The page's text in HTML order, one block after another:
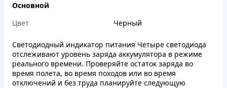
Основной
Цвет
Черный
Светодиодный индикатор питания Четыре светодиода
отслеживают уровень заряда аккумулятора в режиме
реального времени. Проверяйте остаток заряда во
время полета, во время походов или во время
отключений и без труда планируйте следующую